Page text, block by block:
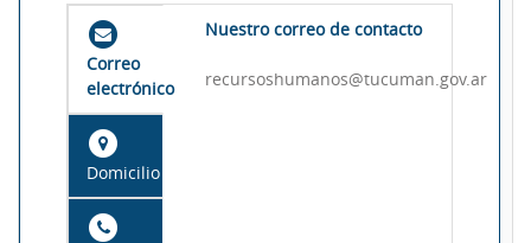
Correo
electrónico
Domicilio
Nuestro correo de contacto
recursoshumanos@tucuman.gov.ar